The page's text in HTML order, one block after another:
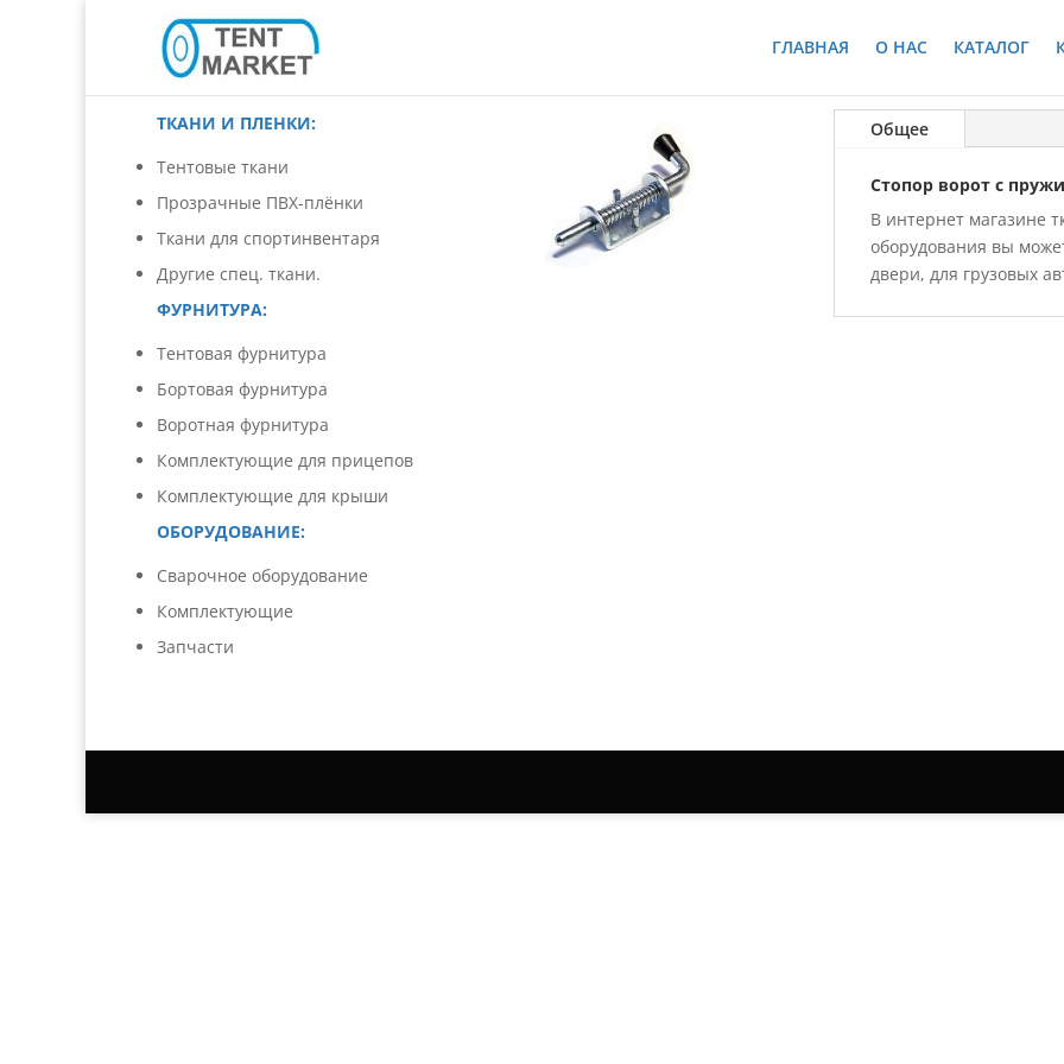
ГЛАВНАЯ О НАС КАТАЛОГ
ТКАНИ И ПЛЕНКИ:
Тентовые ткани
Прозрачные ПВХ-плёнки
Ткани для спортинвентаря
Другие спец. ткани.
ФУРНИТУРА:
Тентовая фурнитура
Бортовая фурнитура
Воротная фурнитура
Комплектующие для прицепов
Комплектующие для крыши
ОБОРУДОВАНИЕ:
Сварочное оборудование
Комплектующие
Запчасти
Общее
Стопор ворот с
В интернет магазине
оборудования вы
двери, для грузовых